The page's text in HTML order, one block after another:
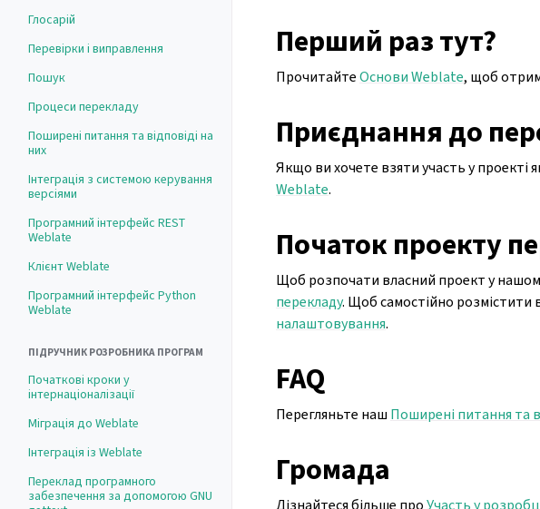
Глосарій
Перевірки і виправлення
Пошук
Процеси перекладу
Поширені питання та відповіді на
них
Інтеграція з системою керування
версіями
Програмний інтерфейс REST
Weblate
Клієнт Weblate
Програмний інтерфейс Python
Weblate
ПІДРУЧНИК РОЗРОБНИКА ПРОГРАМ
Початкові кроки у
інтернаціоналізації
Міграція до Weblate
Інтеграція із Weblate
Переклад програмного
забезпечення за допомогою GNU
Перший раз тут?
ПрочитайтеОснови Weblate, щоб
Приєднання до
Якщо ви хочете взяти участь у проекті
Weblate.
Початок проекту
Щоб розпочати власний проект у
перекладу. Щоб самостійно
налаштовування.
FAQ
Перегляньте наш Поширені питання та
Громада
Дізнайтеся більше проУчасть у